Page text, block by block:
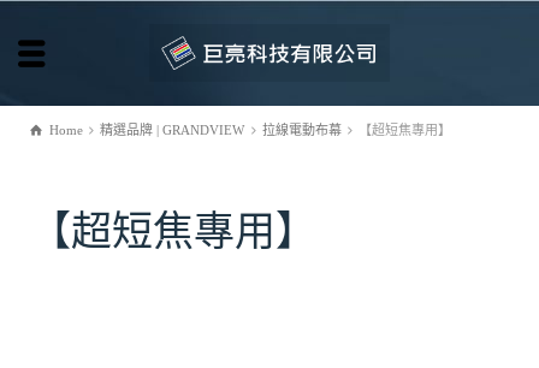
Home 精選品牌 | GRANDVIEW 拉線電動布幕 【超短焦專用】
【超短焦專用】